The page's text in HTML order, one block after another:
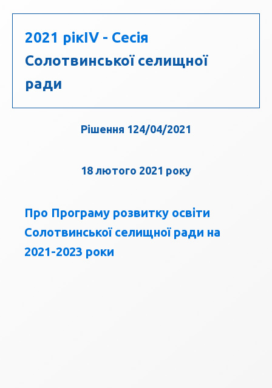
2021 рікIV - Сесія
Солотвинської селищної
ради
Рішення 124/04/2021
18 лютого 2021 року
Про Програму розвитку освіти
Солотвинської селищної ради на
2021-2023 роки